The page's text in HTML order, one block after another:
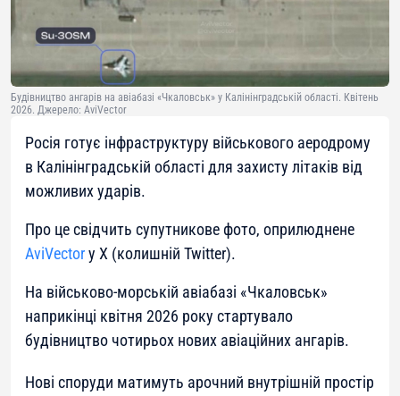
Будівництво ангарів на авіабазі «Чкаловськ» у Калінінградській області. Квітень
2026. Джерело: AviVector
Росія готує інфраструктуру військового аеродрому
в Калінінградській області для захисту літаків від
можливих ударів.
Про це свідчить супутникове фото, оприлюднене
AviVectorу X (колишній Twitter).
На військово-морській авіабазі «Чкаловськ»
наприкінці квітня 2026 року стартувало
будівництво чотирьох нових авіаційних ангарів.
Нові споруди матимуть арочний внутрішній простір